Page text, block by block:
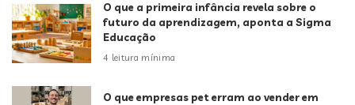
O que a primeira infância revela sobre o
futuro da aprendizagem, aponta a Sigma
Educação
4 leitura mínima
O que empresas pet erram ao vender em